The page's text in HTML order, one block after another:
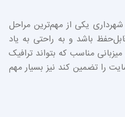
یکی از مهم‌ترین مراحل
باشد و به راحتی به یاد
مناسب که بتواند ترافیک
را تضمین کند نیز بسیار مهم